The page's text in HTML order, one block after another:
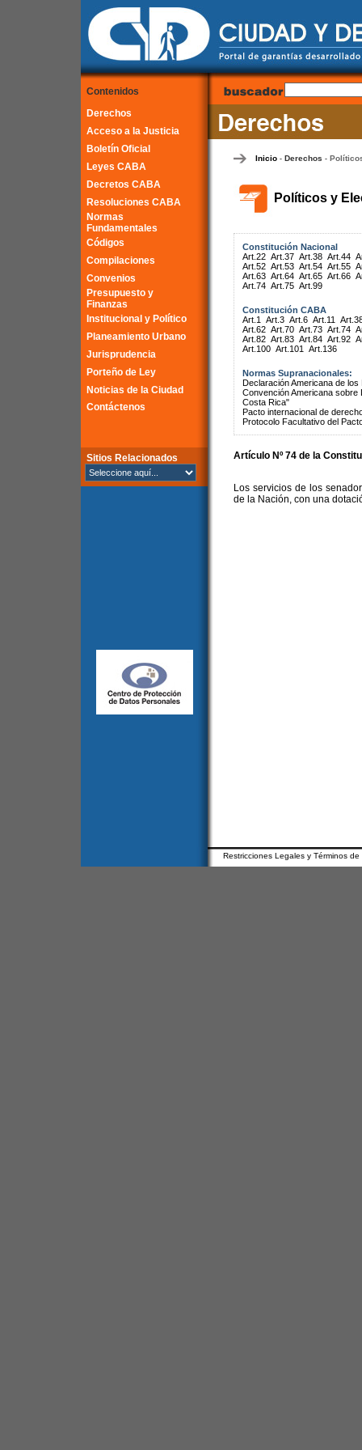
Contenidos
Derechos
Acceso a la Justicia
Boletín Oficial
Leyes CABA
Decretos CABA
Resoluciones CABA
Normas
Fundamentales
Códigos
Compilaciones
Convenios
Presupuesto y
Finanzas
Institucional y Político
Planeamiento Urbano
Jurisprudencia
Porteño de Ley
Noticias de la Ciudad
Contáctenos
Sitios Relacionados
Inicio- Derechos -
Políticos y
Constitución Nacional
Art.22 Art.37 Art.38 Art.44
Art.52 Art.53 Art.54 Art.55
Art.63 Art.64 Art.65 Art.66
Art.74 Art.75 Art.99
Constitución CABA
Art.1
Art.3 Art.6 Art.11
Art.62 Art.70 Art.73 Art.74
Art.82 Art.83 Art.84 Art.92
Art.100 Art.101 Art.136
Normas Supranacionales:
Declaración Americana de
Convención Americana
Costa Rica"
Pacto internacional de
Protocolo Facultativo del
Artículo Nº 74 de la
Los servicios de los
de la Nación, con una
Restricciones Legales y Términos de